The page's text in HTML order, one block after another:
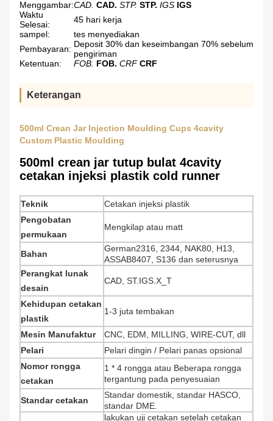
Menggambar:CAD. CAD. STP. STP. IGS IGS
Waktu
Selesai:
45 hari kerja
sampel:
tes menyediakan
Pembayaran: Deposit 30% dan keseimbangan 70% sebelum
pengiriman
Ketentuan:
FOB. FOB. CRF CRF
Keterangan
500ml Crean Jar Injection Moulding Cups 4cavity
Custom Plastic Moulding
500ml crean jar tutup bulat 4cavity
cetakan injeksi plastik cold runner
Teknik
Cetakan injeksi plastik
Pengobatan
permukaan
Mengkilap atau matt
Bahan
German2316, 2344, NAK80, H13,
ASSAB8407, S136 dan seterusnya
Perangkat lunak
desain
CAD, ST.IGS.X_T
Kehidupan cetakan
plastik
1-3 juta tembakan
Mesin Manufaktur
CNC, EDM, MILLING, WIRE-CUT, dll
Pelari
Pelari dingin / Pelari panas opsional
Nomor rongga
cetakan
1 * 4 rongga atau Beberapa rongga
tergantung pada penyesuaian
Standar cetakan
Standar domestik, standar HASCO,
standar DME.
lakukan uji cetakan setelah cetakan